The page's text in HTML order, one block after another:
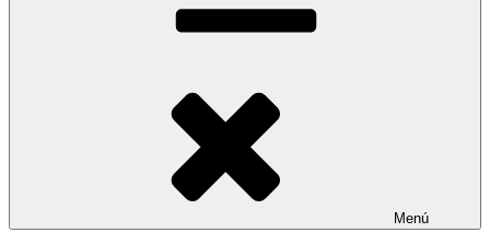
Menú